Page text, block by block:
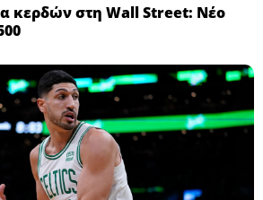
κερδών στη Wall Street: Νέο